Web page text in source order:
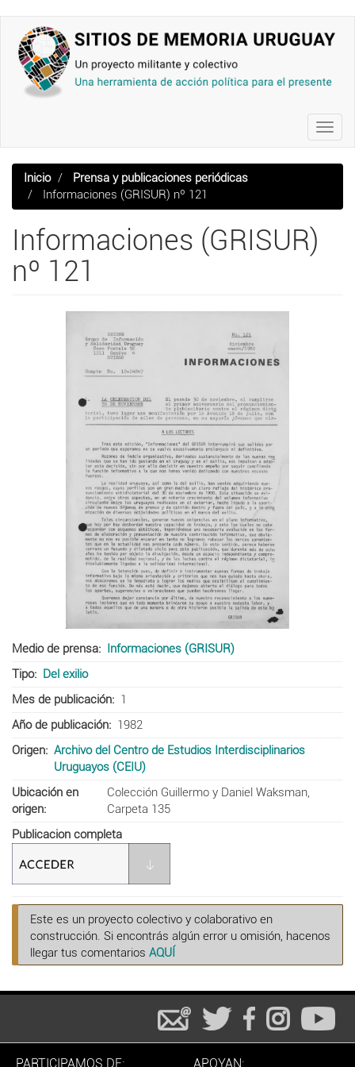
contenido
principal
Inicio
Prensa y publicaciones periódicas
Informaciones (GRISUR) nº 121
Informaciones (GRISUR)
nº 121
Medio de prensa
Informaciones (GRISUR)
Tipo
Del exilio
Mes de publicación
1
Año de publicación
1982
Origen
Archivo del Centro de Estudios Interdisciplinarios
Uruguayos (CEIU)
Ubicación en
origen
Colección Guillermo y Daniel Waksman,
Carpeta 135
Publicacion completa
Este es un proyecto colectivo y colaborativo en
construcción. Si encontrás algún error u omisión, hacenos
llegar tus comentarios AQUÍ
PARTICIPAMOS DE: APOYAN: